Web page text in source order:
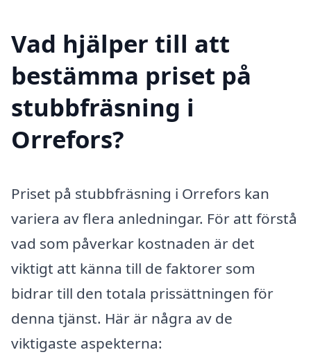
Vad hjälper till att
bestämma priset på
stubbfräsning i
Orrefors?
Priset på stubbfräsning i Orrefors kan
variera av flera anledningar. För att förstå
vad som påverkar kostnaden är det
viktigt att känna till de faktorer som
bidrar till den totala prissättningen för
denna tjänst. Här är några av de
viktigaste aspekterna: